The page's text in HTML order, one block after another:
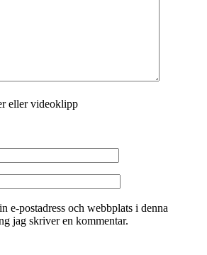
eller videoklipp
e-postadress och webbplats i denna
jag skriver en kommentar.